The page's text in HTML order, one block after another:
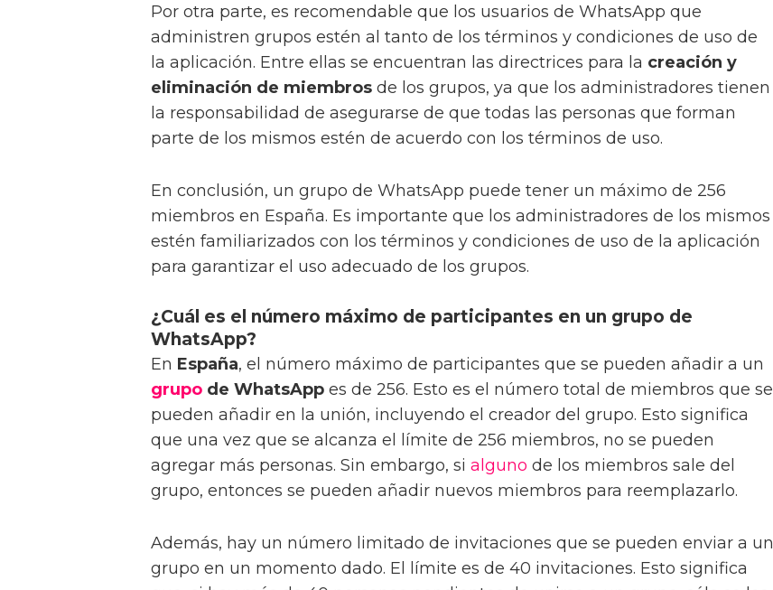
Por otra parte, es recomendable que los usuarios de WhatsApp que
administren grupos estén al tanto de los términos y condiciones de uso de
la aplicación. Entre ellas se encuentran las directrices para la creación y
eliminación de miembros de los grupos, ya que los administradores tienen
la responsabilidad de asegurarse de que todas las personas que forman
parte de los mismos estén de acuerdo con los términos de uso.
En conclusión, un grupo de WhatsApp puede tener un máximo de 256
miembros en España. Es importante que los administradores de los mismos
estén familiarizados con los términos y condiciones de uso de la aplicación
para garantizar el uso adecuado de los grupos.
¿Cuál es el número máximo de participantes en un grupo de
WhatsApp?
En España, el número máximo de participantes que se pueden añadir a un
grupo de WhatsApp es de 256. Esto es el número total de miembros que se
pueden añadir en la unión, incluyendo el creador del grupo. Esto significa
que una vez que se alcanza el límite de 256 miembros, no se pueden
agregar más personas. Sin embargo, si alguno de los miembros sale del
grupo, entonces se pueden añadir nuevos miembros para reemplazarlo.
Además, hay un número limitado de invitaciones que se pueden enviar a un
grupo en un momento dado. El límite es de 40 invitaciones. Esto significa